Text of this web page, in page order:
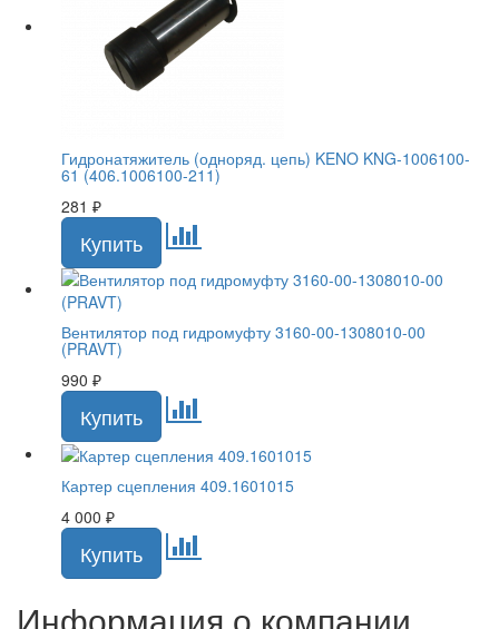
Гидронатяжитель (одноряд. цепь) KENO KNG-1006100-
61 (406.1006100-211)
281 ₽
Вентилятор под гидромуфту 3160-00-1308010-00
(PRAVT)
990 ₽
Картер сцепления 409.1601015
4 000 ₽